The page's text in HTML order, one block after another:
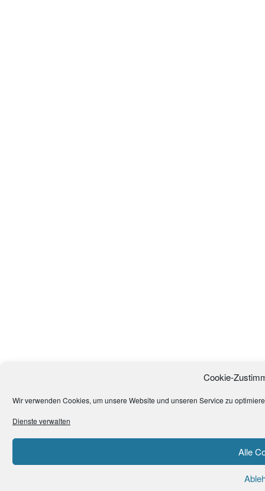
Cookie-
Wir verwenden Cookies, um unsere Website und unseren Service zu
Dienste verwalten
Alle